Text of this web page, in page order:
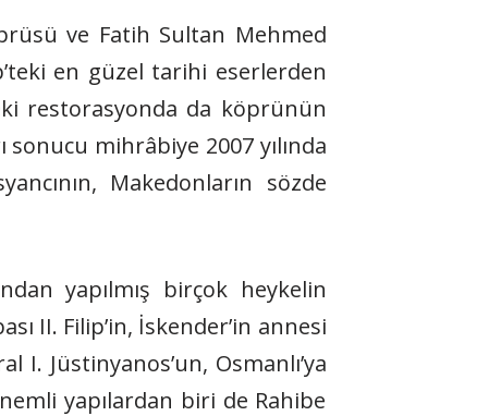
ve Fatih Sultan Mehmed
en güzel tarihi eserlerden
restorasyonda da köprünün
mihrâbiye 2007 yılında
Makedonların sözde
yapılmış birçok heykelin
II. Filip’in, İskender’in annesi
I. Jüstinyanos’un, Osmanlı’ya
yapılardan biri de Rahibe